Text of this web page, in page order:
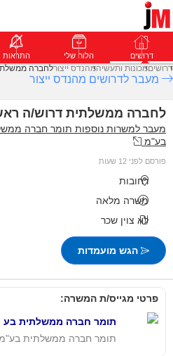
דרושים פרופילים הודעות דרושים הלוח שלי התראות
דרושיםמכונות ותעשיהמהנדס ייצורלחברה
מעבר לדרושים מהנדס ייצור
לחברה ממשלתית דרוש/ה ראש
מעבר למשרות נוספות תומר חברה
בע"מ
פורסם לפני 12 שעות
רחובות
משרה מלאה
לא צוין שכר
הגש מועמדות
פרטי מגייס/ת המשרה:
תומר חברה ממשלתית בע
תומר חברה ממשלתית